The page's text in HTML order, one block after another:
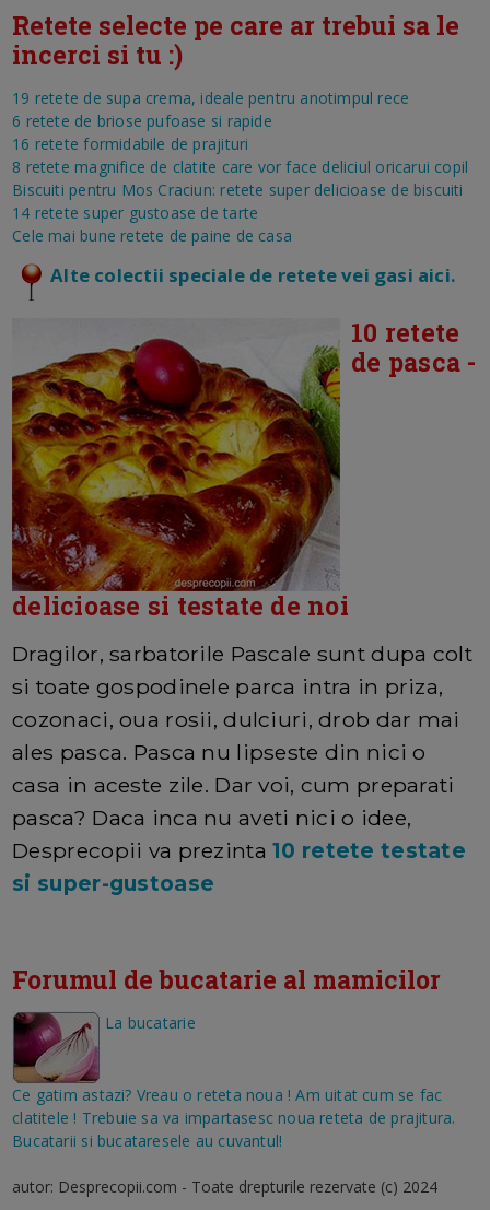
Retete selecte pe care ar trebui sa le
incerci si tu :)
19 retete de supa crema, ideale pentru anotimpul rece
6 retete de briose pufoase si rapide
16 retete formidabile de prajituri
8 retete magnifice de clatite care vor face deliciul oricarui copil
Biscuiti pentru Mos Craciun: retete super delicioase de biscuiti
14 retete super gustoase de tarte
Cele mai bune retete de paine de casa
Alte colectii speciale de retete vei gasi aici.
10 retete
de pasca -
delicioase si testate de noi
Dragilor, sarbatorile Pascale sunt dupa colt
si toate gospodinele parca intra in priza,
cozonaci, oua rosii, dulciuri, drob dar mai
ales pasca. Pasca nu lipseste din nici o
casa in aceste zile. Dar voi, cum preparati
pasca? Daca inca nu aveti nici o idee,
Desprecopii va prezinta10 retete testate
si super-gustoase
Forumul de bucatarie al mamicilor
La bucatarie
Ce gatim astazi? Vreau o reteta noua ! Am uitat cum se fac
clatitele ! Trebuie sa va impartasesc noua reteta de prajitura.
Bucatarii si bucataresele au cuvantul!
autor: Desprecopii.com - Toate drepturile rezervate (c) 2024